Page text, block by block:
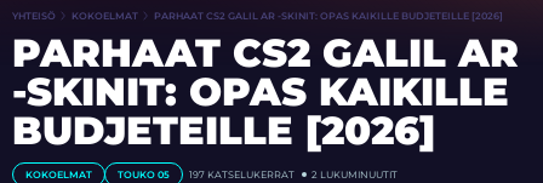
YHTEISÖ KOKOELMAT PARHAAT CS2 GALIL AR -SKINIT: OPAS KAIKILLE BUDJETEILLE [2026]
PARHAAT CS2 GALIL AR
-SKINIT: OPAS KAIKILLE
BUDJETEILLE [2026]
KOKOELMAT TOUKO 05 197 KATSELUKERRAT 2 LUKUMINUUTIT